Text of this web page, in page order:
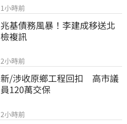
1小時前
兆基債務風暴！李建成移送北
檢複訊
2小時前
新/涉收原鄉工程回扣　高市議
員120萬交保
2小時前